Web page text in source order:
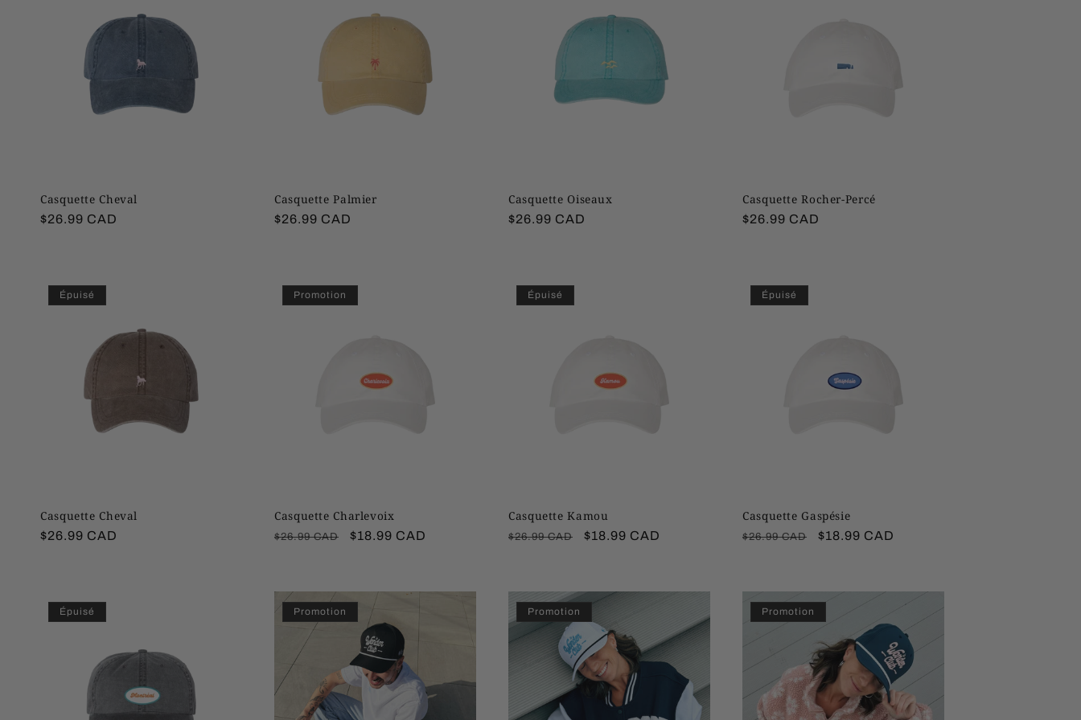
o
n
:
Casquette Cheval
Prix
$26.99 CAD
Casquette Palmier
Prix
$26.99 CAD
Casquette Oiseaux
Prix
$26.99 CAD
Casquette Rocher-Percé
Prix
$26.99 CAD
Épuisé
Casquette Cheval
Prix
$26.99 CAD
Promotion
Casquette Charlevoix
Prix
$26.99 CAD
Prix
$18.99 CAD
Épuisé
Casquette Kamou
Prix
$26.99 CAD
Prix
$18.99 CAD
Épuisé
Casquette Gaspésie
Prix
$26.99 CAD
Prix
$18.99 CAD
Épuisé Promotion Promotion Promotion